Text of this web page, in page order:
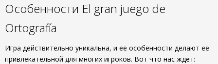
Особенности El gran juego de
Ortografía
Игра действительно уникальна, и её особенности делают её
привлекательной для многих игроков. Вот что нас ждет: